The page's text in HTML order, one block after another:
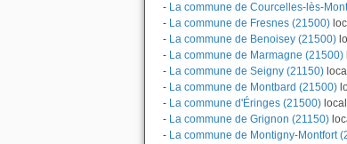
- La commune de Courcelles-lès-
- La commune de Fresnes (21500)
- La commune de Benoisey (21500)
- La commune de Marmagne (21500)
- La commune de Seigny (21150)
- La commune de Montbard (21500)
- La commune d'Éringes (21500)
- La commune de Grignon (21150)
- La commune de Montigny-Montfort